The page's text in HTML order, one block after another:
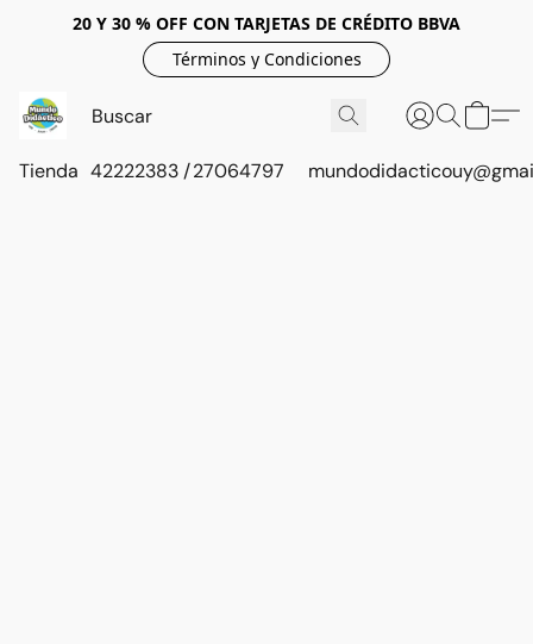
20 Y 30 % OFF CON TARJETAS DE CRÉDITO BBVA
Términos y Condiciones
Tienda 42222383 / 27064797